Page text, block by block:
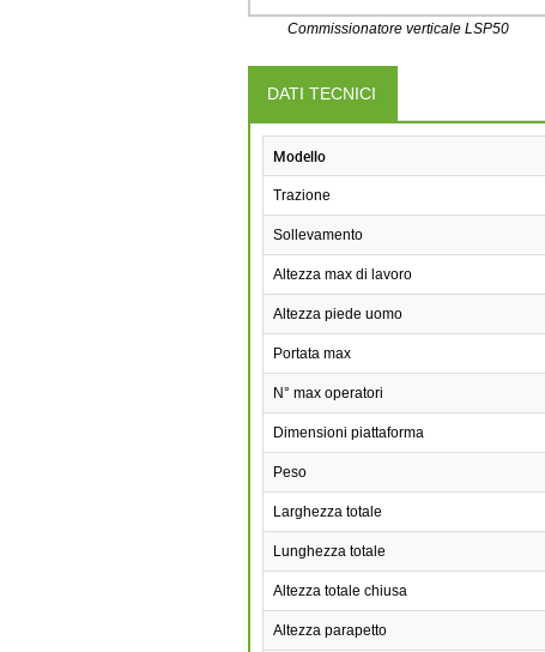
Commissionatore verticale LSP50
DATI TECNICI
Modello
Trazione
Sollevamento
Altezza max di lavoro
Altezza piede uomo
Portata max
N° max operatori
Dimensioni piattaforma
Peso
Larghezza totale
Lunghezza totale
Altezza totale chiusa
Altezza parapetto